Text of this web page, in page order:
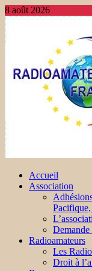
8 août 2026
Accueil
Association
Pacifique,
Radioamateurs
Les
Droit à